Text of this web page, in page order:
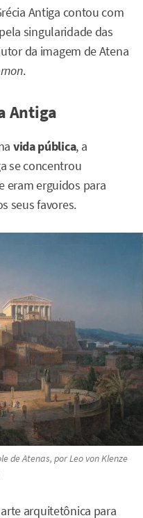
Antiga contou com
singularidade das
da imagem de Atena
.
Antiga
vida pública, a
se concentrou
eram erguidos para
seus favores.
de Atenas, por Leo von Klenze
arquitetônica para